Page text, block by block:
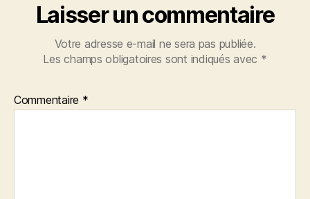
Laisser un commentaire
Votre adresse e-mail ne sera pas publiée.
Les champs obligatoires sont indiqués avec *
Commentaire *